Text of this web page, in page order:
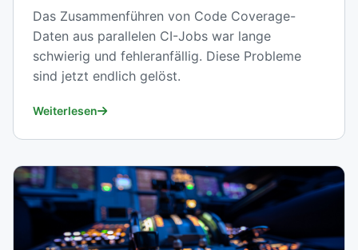
Das Zusammenführen von Code Coverage-
Daten aus parallelen CI-Jobs war lange
schwierig und fehleranfällig. Diese Probleme
sind jetzt endlich gelöst.
Weiterlesen